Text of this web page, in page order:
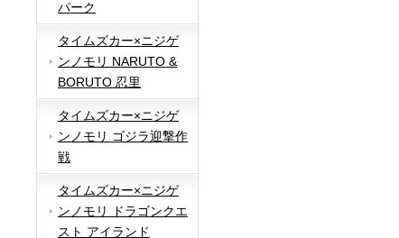
パーク
タイムズカー×ニジゲ
ンノモリ NARUTO &
BORUTO 忍里
タイムズカー×ニジゲ
ンノモリ ゴジラ迎撃作
戦
タイムズカー×ニジゲ
ンノモリ ドラゴンクエ
スト アイランド